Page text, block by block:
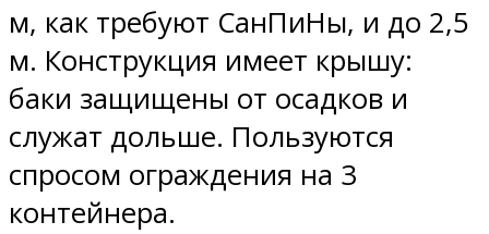
м, как требуют СанПиНы, и до 2,5
м. Конструкция имеет крышу:
баки защищены от осадков и
служат дольше. Пользуются
спросом ограждения на 3
контейнера.